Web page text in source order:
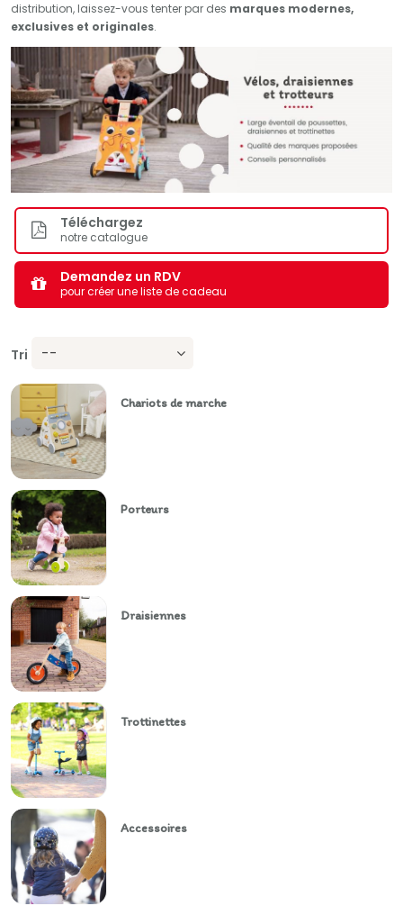
distribution, laissez-vous tenter par des marques modernes,
exclusives et originales.
Téléchargez
notre catalogue
Demandez un RDV
pour créer une liste de cadeau
Tri --
Chariots de marche
Porteurs
Draisiennes
Trottinettes
Accessoires